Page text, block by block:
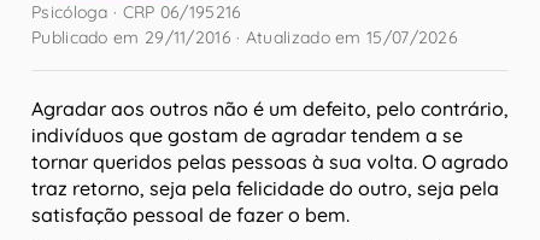
Psicóloga · CRP 06/195216
Publicado em 29/11/2016 · Atualizado em 15/07/2026
Agradar aos outros não é um defeito, pelo contrário,
indivíduos que gostam de agradar tendem a se
tornar queridos pelas pessoas à sua volta. O agrado
traz retorno, seja pela felicidade do outro, seja pela
satisfação pessoal de fazer o bem.